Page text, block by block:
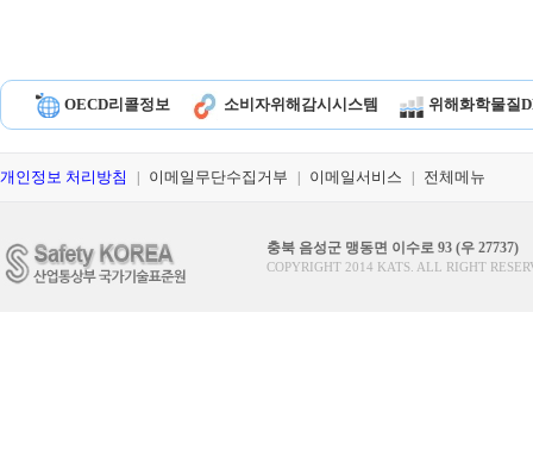
OECD리콜정보 소비자위해감시시스템 위해화학물질
개인정보 처리방침 이메일무단수집거부 이메일서비스 전체메뉴
충북 음성군 맹동면 이수로 93 (우 27737)
COPYRIGHT 2014 KATS. ALL RIGHT